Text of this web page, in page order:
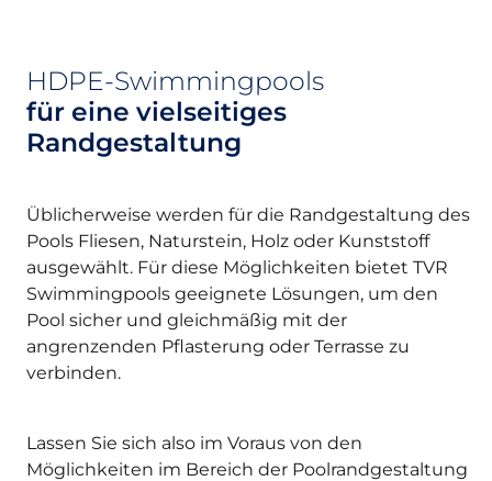
HDPE-Swimmingpools
für eine vielseitiges
Randgestaltung
Üblicherweise werden für die Randgestaltung des
Pools Fliesen, Naturstein, Holz oder Kunststoff
ausgewählt. Für diese Möglichkeiten bietet TVR
Swimmingpools geeignete Lösungen, um den
Pool sicher und gleichmäßig mit der
angrenzenden Pflasterung oder Terrasse zu
verbinden.
Lassen Sie sich also im Voraus von den
Möglichkeiten im Bereich der Poolrandgestaltung